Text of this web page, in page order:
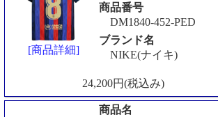
[商品詳細]
商品番号
DM1840-452-PED
ブランド名
NIKE(ナイキ)
24,200円(税込み)
商品名